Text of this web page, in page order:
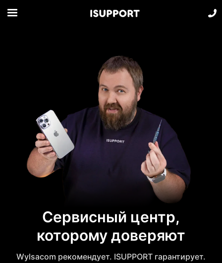
Сервисный центр,
которому доверяют
Wylsacom рекомендует. ISUPPORT гарантирует.